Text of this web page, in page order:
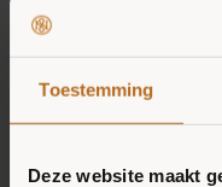
Toestemming
Deze website maakt
Snijd de
bestrijk